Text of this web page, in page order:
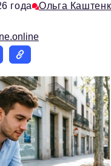
года Ольга